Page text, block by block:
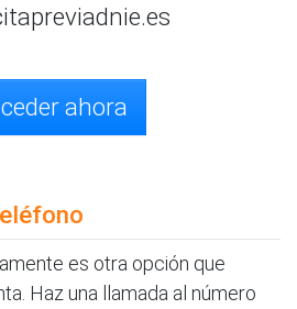
ahora
es otra opción que
Haz una llamada al número